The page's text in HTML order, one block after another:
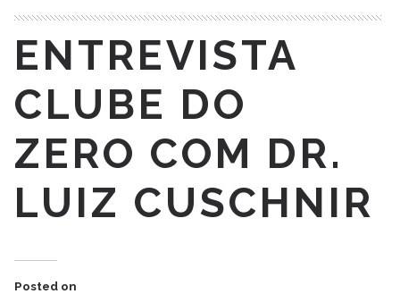
ENTREVISTA
CLUBE DO
ZERO COM DR.
LUIZ CUSCHNIR
Posted on